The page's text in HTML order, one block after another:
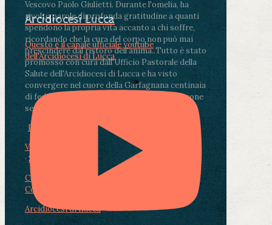
Vescovo Paolo Giulietti. Durante l'omelia, ha
rivolto parole di profonda gratitudine a quanti
spendono la propria vita accanto a chi soffre,
ricordando che la cura del corpo non può mai
prescindere dal ristoro dell'anima..Tutto è stato
promosso con cura dall'Ufficio Pastorale della
Salute dell'Arcidiocesi di Lucca e ha visto
convergere nel cuore della Garfagnana centinaia
di fedeli, operatori sanitari, volontari e persone
segnate dalla malattia.
Photo
View on Facebook
· Share
Condividi su Facebook
Condividi su LinkedIn
Arcidiocesi di Lucca
Arcidiocesi Lucca
Questo è il canale ufficiale youtube
dell'Arcidiocesi di Lucca